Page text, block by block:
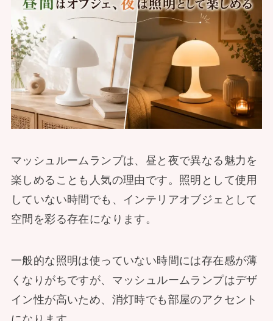
マッシュルームランプは、昼と夜で異なる魅力を
楽しめることも人気の理由です。照明として使用
していない時間でも、インテリアオブジェとして
空間を彩る存在になります。
一般的な照明は使っていない時間には存在感が薄
くなりがちですが、マッシュルームランプはデザ
イン性が高いため、消灯時でも部屋のアクセント